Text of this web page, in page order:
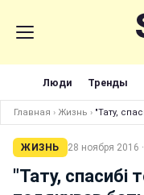
Люди Тренды
Главная › Жизнь › "Тату,
ЖИЗНЬ 28 ноября 2016
"Тату, спасибі